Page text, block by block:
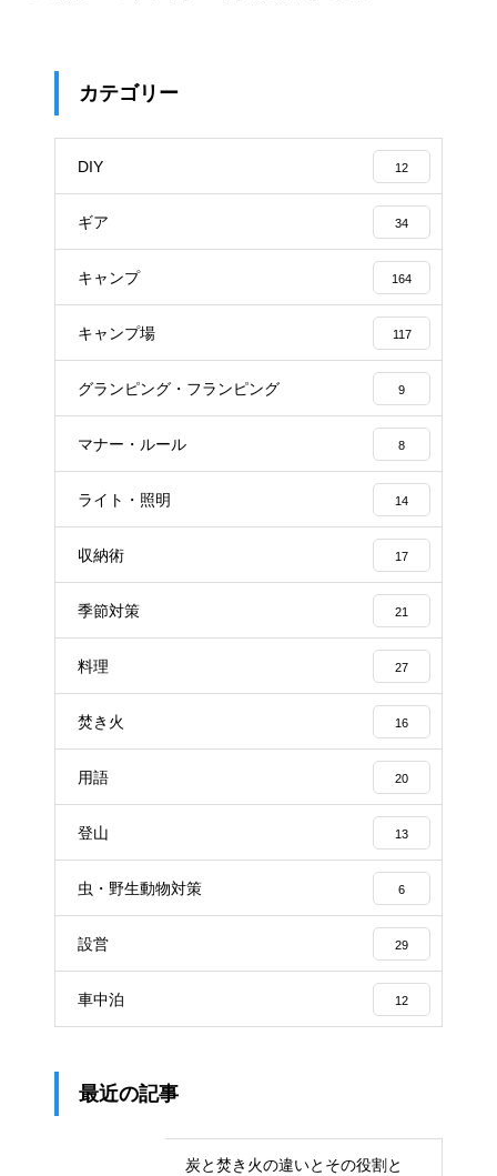
カテゴリー
DIY 12
ギア 34
キャンプ 164
キャンプ場 117
グランピング・フランピング 9
マナー・ルール 8
ライト・照明 14
収納術 17
季節対策 21
料理 27
焚き火 16
用語 20
登山 13
虫・野生動物対策 6
設営 29
車中泊 12
最近の記事
炭と焚き火の違いとその役割と